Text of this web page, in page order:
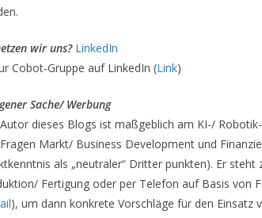
wir uns? LinkedIn
Cobot-Gruppe auf LinkedIn (Link)
Sache/ Werbung
dieses Blogs ist maßgeblich am KI-/
Markt/ Business Development und
als „neutraler“ Dritter punkten). Er
Fertigung oder per Telefon auf Basis von
), um dann konkrete Vorschläge für den Einsatz